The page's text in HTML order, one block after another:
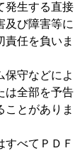
発生する直接
及び障害等に
責任を負いま
保守などによ
は全部を予告
ことがありま
すべてＰＤＦ